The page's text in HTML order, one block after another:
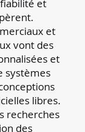
et
et
vont des
et
systèmes
libres.
recherches
des